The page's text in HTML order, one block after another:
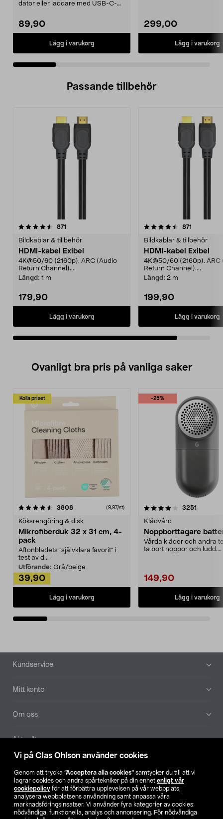
Vi på Clas Ohlson använder cookies
Genom att trycka ”Acceptera alla cookies” samtycker du till att vi
lagrar cookies och andra spårtekniker på din enhet enligt vår
cookiepolicy för att förbättra upplevelsen på vår webbplats,
analysera webbplatsens användning samt anpassa våra
marknadsföringsinsatser. Vi använder fyra kategorier av cookies:
nödvändiga, funktionella, analys och annonsering. För nödvändiga
dator eller laddare med USB-C-
89,90
Lägg i varukorg
299,00
Lägg i varukorg
Passande tillbehör
871
Bildkablar & tillbehör
HDMI-kabel Exibel
4K@50/60 (2160p). ARC (Audio
Return Channel)....
Längd: 1 m
179,90
Lägg i varukorg
4.5av 5 stjärnor 871
Bildkablar & tillbehör
HDMI-kabel Exibel
4K@50/60 (2160p). ARC
Return Channel)....
Längd: 2 m
199,90
Lägg i varukorg
Ovanligt bra pris på vanliga saker
Kolla priset
3808recensioner (9,97/st)
Köksrengöring & disk
Mikrofiberduk 32 x 31 cm, 4-
pack
Aftonbladets "självklara favorit” i
test av d...
Utförande: Grå/beige
39,90
Lägg i varukorg
-25%
4.0av 5 stjärnor 3251
Klädvård
Noppborttagare
Vårda kläder och andra
ta bort noppor och ludd.
149,90
Lägg i varukorg
4.5av 5 stjärnor
Sidfot
Kundservice
Mitt konto
Om oss
Aktuellt
Hitta butik
SE NO FI